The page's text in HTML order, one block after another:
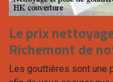
Le prix
Richemont de
Les gouttières sont une